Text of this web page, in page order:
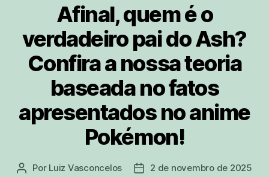
Afinal, quem é o
verdadeiro pai do Ash?
Confira a nossa teoria
baseada no fatos
apresentados no anime
Pokémon!
Autor
Por Luiz Vasconcelos
Data2 de novembro de 2025